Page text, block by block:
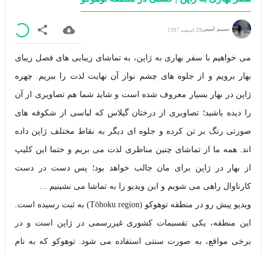
نسیم امینی29 اسفند 1397
می خواهیم با سفر بهاری به ژاپن، به تماشای زیبایی های فصل زیبای
بهار برویم و از جلوه های چشم نواز آن نهایت لذت را ببریم. چهره
ژاپن در بهار بسیار معروف شده است و شاید شما هم تصاویری از آن
را دیده باشید؛ تصاویری از درختان گیلاس که لباسی از شکوفه های
صورتی رنگ بر تن کرده و جلوه ای دیگر به نقاط مختلف ژاپن داده
اند. همه ما از تماشای چنین مناظری لذت می بریم و حتما این کلیپ
از بهار در ژاپن برای مان جالب خواهد بود؛ پس دست در دست
کارناوال راهی می شویم و این ویدیو را به تماشا می نشینیم ...
ویدیو پیش رو در منطقه توهوکو (Tōhoku region) به ثبت رسیده است.
این منطقه، یکی تقسیمات کشوری غیررسمی در ژاپن است و در
برخی مواقع، به صورت سنتی استفاده می شود. توهوکو که به نام